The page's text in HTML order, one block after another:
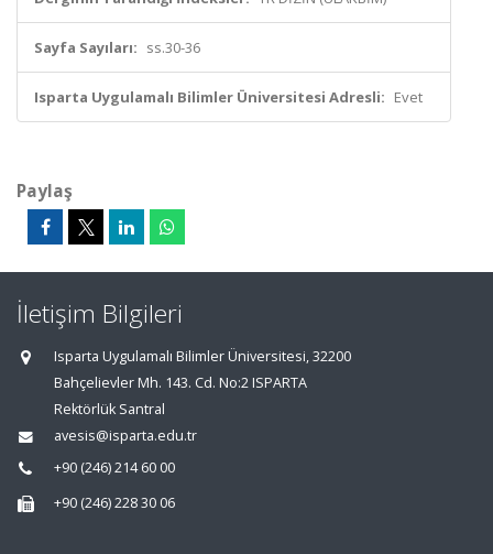
Sayfa Sayıları: ss.30-36
Isparta Uygulamalı Bilimler Üniversitesi Adresli: Evet
Paylaş
İletişim Bilgileri
Isparta Uygulamalı Bilimler Üniversitesi, 32200
Bahçelievler Mh. 143. Cd. No:2 ISPARTA
Rektörlük Santral
avesis@isparta.edu.tr
+90 (246) 214 60 00
+90 (246) 228 30 06